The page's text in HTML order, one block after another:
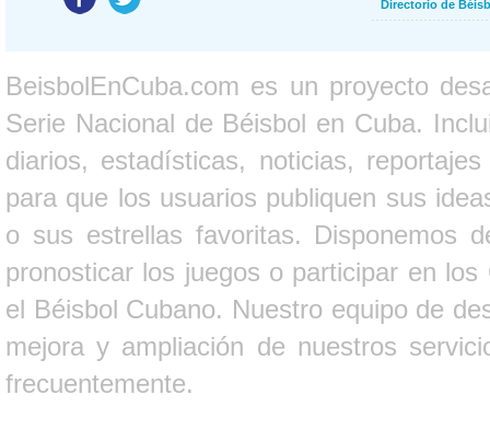
Directorio de
BeisbolEnCuba.com es un proyecto
Serie Nacional de Béisbol en Cuba.
diarios, estadísticas, noticias,
para que los usuarios publiquen sus
o sus estrellas favoritas. Disponemos
pronosticar los juegos o participar en
el Béisbol Cubano. Nuestro equipo de
mejora y ampliación de nuestros
frecuentemente.